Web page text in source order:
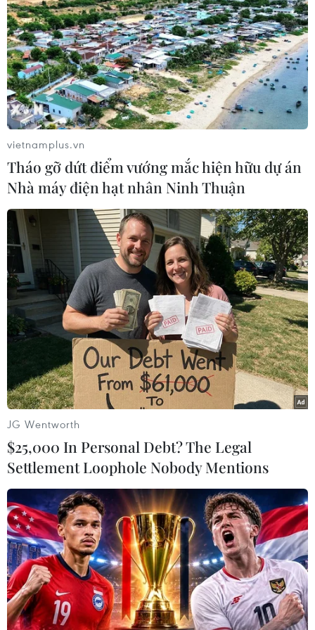
của Mỹ.
Chuyên gia: Mỹ sẽ thất bại trong trừng
phạt công nghiệp hóa dầu Iran
10/06/2019 03:14
Các chuyên gia nhận định các biện pháp gây sức ép
của Mỹ đối với ngành công nghiệp hóa dầu Iran nhằm
hướng đến một thỏa thuận hạt nhân mới, sẽ thất bại.
vietnamplus.vn
Tháo gỡ dứt điểm vướng mắc hiện hữu dự án
Nhà máy điện hạt nhân Ninh Thuận
JG Wentworth
$25,000 In Personal Debt? The Legal
Settlement Loophole Nobody Mentions